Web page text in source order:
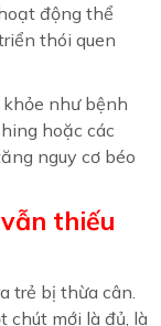
động thể
thói quen
như bệnh
hoặc các
nguy cơ béo
thiếu
trẻ bị thừa cân.
chút mới là đủ, là